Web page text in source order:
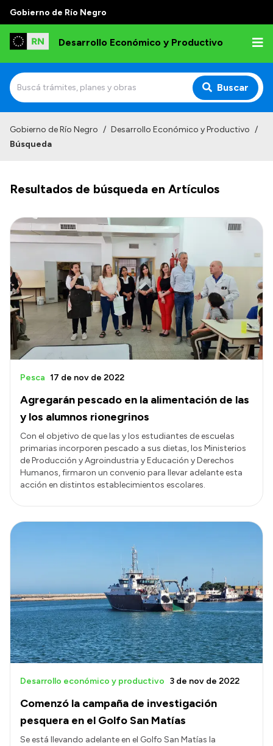
Gobierno de Río Negro
Desarrollo Económico y Productivo
Buscar
Delegaciones
Normativa
Transparencia
Presupuesto
Boletín Oficial
Compras y licitaciones
Consulta de expedientes
Consulta de pago a proveedores
Convocatorias
Intranet
Login
Gobierno de Río Negro / Desarrollo Económico y Productivo /
Búsqueda
Resultados de búsqueda en Artículos
Agregarán pescado en la alimentación de las
y los alumnos rionegrinos
Pesca 17 de nov de 2022
Con el objetivo de que las y los estudiantes de escuelas
primarias incorporen pescado a sus dietas, los Ministerios
de Producción y Agroindustria y Educación y Derechos
Humanos, firmaron un convenio para llevar adelante esta
acción en distintos establecimientos escolares.
Comenzó la campaña de investigación
pesquera en el Golfo San Matías
Desarrollo económico y productivo 3 de nov de 2022
Se está llevando adelante en el Golfo San Matías la